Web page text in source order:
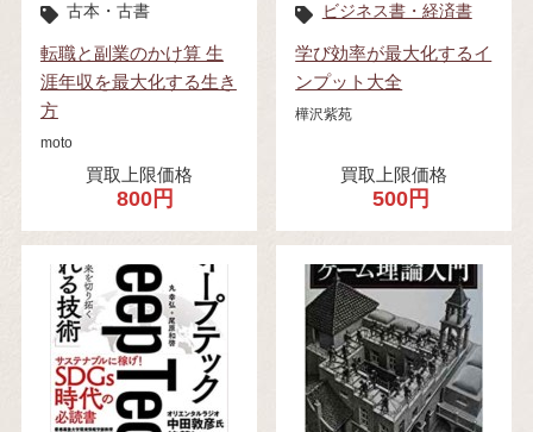
古本・古書
転職と副業のかけ算 生
涯年収を最大化する生き
方
moto
買取上限価格
800円
ビジネス書・経済書
学び効率が最大化するイ
ンプット大全
樺沢紫苑
買取上限価格
500円